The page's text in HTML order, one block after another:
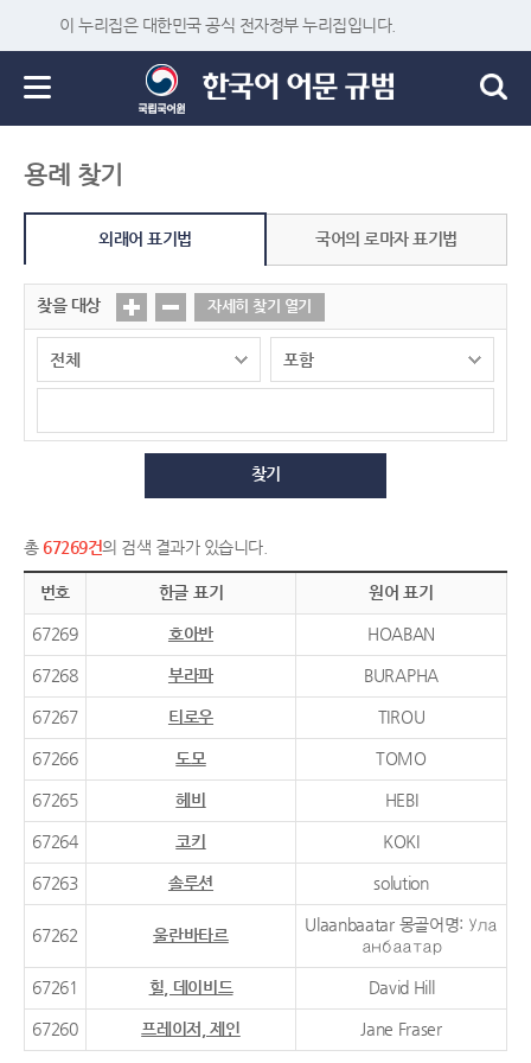
이 누리집은 대한민국 공식 전자정부 누리집입니다.
용례 찾기
외래어 표기법 국어의 로마자 표기법
찾을 대상 자세히 찾기 열기
찾기
총 67269건의 검색 결과가 있습니다.
번호 한글 표기 원어 표기
67269 호아반 HOABAN
67268 부라파 BURAPHA
67267 티로우 TIROU
67266 도모 TOMO
67265 헤비 HEBI
67264 코키 KOKI
67263 솔루션 solution
67262 울란바타르
Ulaanbaatar 몽골어명: Ула
анбаатар
67261 힐, 데이비드 David Hill
67260 프레이저, 제인 Jane Fraser